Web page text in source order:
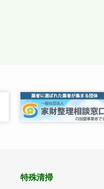
特殊清掃